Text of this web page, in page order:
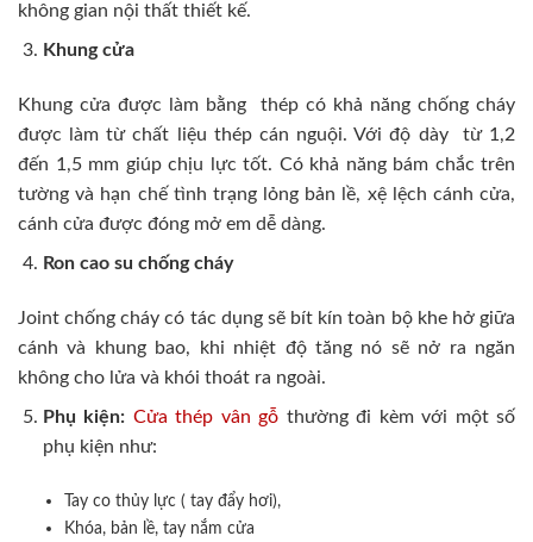
không gian nội thất thiết kế.
Khung cửa
Khung cửa được làm bằng thép có khả năng chống cháy
được làm từ chất liệu thép cán nguội. Với độ dày từ 1,2
đến 1,5 mm giúp chịu lực tốt. Có khả năng bám chắc trên
tường và hạn chế tình trạng lỏng bản lề, xệ lệch cánh cửa,
cánh cửa được đóng mở em dễ dàng.
Ron cao su chống cháy
Joint chống cháy có tác dụng sẽ bít kín toàn bộ khe hở giữa
cánh và khung bao, khi nhiệt độ tăng nó sẽ nở ra ngăn
không cho lửa và khói thoát ra ngoài.
Phụ kiện: Cửa thép vân gỗ thường đi kèm với một số
phụ kiện như:
Tay co thủy lực ( tay đẩy hơi),
Khóa, bản lề, tay nắm cửa